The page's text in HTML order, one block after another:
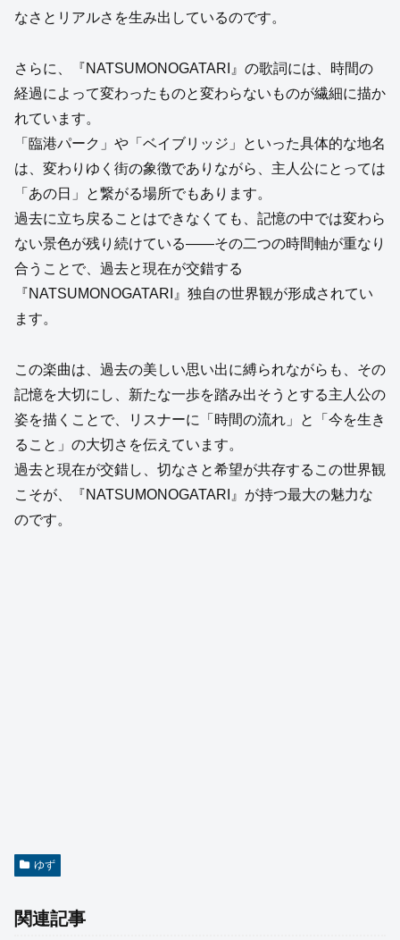
なさとリアルさを生み出しているのです。
さらに、『NATSUMONOGATARI』の歌詞には、時間の
経過によって変わったものと変わらないものが繊細に描か
れています。
「臨港パーク」や「ベイブリッジ」といった具体的な地名
は、変わりゆく街の象徴でありながら、主人公にとっては
「あの日」と繋がる場所でもあります。
過去に立ち戻ることはできなくても、記憶の中では変わら
ない景色が残り続けている――その二つの時間軸が重なり
合うことで、過去と現在が交錯する
『NATSUMONOGATARI』独自の世界観が形成されてい
ます。
この楽曲は、過去の美しい思い出に縛られながらも、その
記憶を大切にし、新たな一歩を踏み出そうとする主人公の
姿を描くことで、リスナーに「時間の流れ」と「今を生き
ること」の大切さを伝えています。
過去と現在が交錯し、切なさと希望が共存するこの世界観
こそが、『NATSUMONOGATARI』が持つ最大の魅力な
のです。
ゆず
関連記事